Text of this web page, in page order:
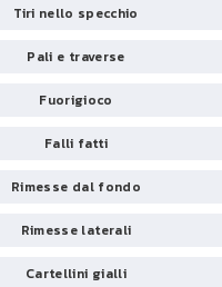
Tiri nello specchio
Pali e traverse
Fuorigioco
Falli fatti
Rimesse dal fondo
Rimesse laterali
Cartellini gialli